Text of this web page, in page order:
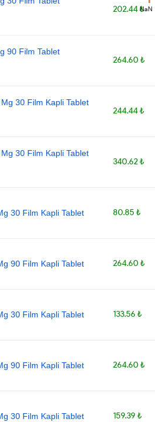
202.44 ₺
90 Film Tablet
264.60 ₺
30 Film Kapli Tablet
244.44 ₺
30 Film Kapli Tablet
340.62 ₺
30 Film Kapli Tablet 80.85 ₺
90 Film Kapli Tablet 264.60 ₺
30 Film Kapli Tablet 133.56 ₺
90 Film Kapli Tablet 264.60 ₺
30 Film Kapli Tablet 159.39 ₺
NaN